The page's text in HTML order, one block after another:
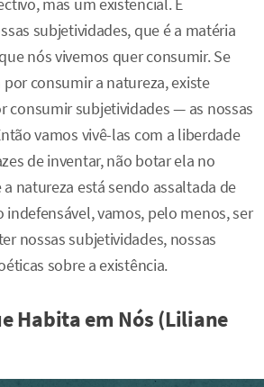
subjetividades, que é a matéria
nós vivemos quer consumir. Se
consumir a natureza, existe
consumir subjetividades — as nossas
vamos vivê-las com a liberdade
de inventar, não botar ela no
natureza está sendo assaltada de
indefensável, vamos, pelo menos, ser
nossas subjetividades, nossas
sobre a existência.
Habita em Nós (Liliane